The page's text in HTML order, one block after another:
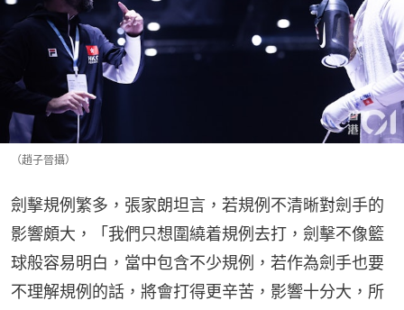
（趙子晉攝）
劍擊規例繁多，張家朗坦言，若規例不清晰對劍手的
影響頗大，「我們只想圍繞着規例去打，劍擊不像籃
球般容易明白，當中包含不少規例，若作為劍手也要
不理解規例的話，將會打得更辛苦，影響十分大，所